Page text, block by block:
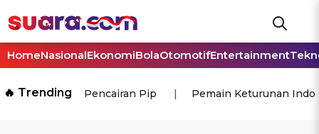
HomeNasionalEkonomiBolaOtomotifEntertainment
🔥 Trending Pencairan Pip Pemain Keturunan